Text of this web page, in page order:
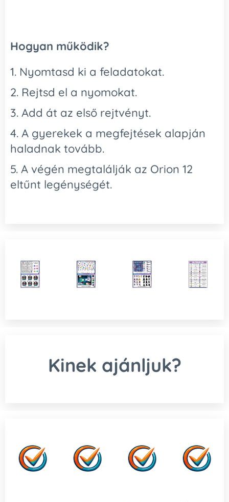
Hogyan működik?
1. Nyomtasd ki a feladatokat.
2. Rejtsd el a nyomokat.
3. Add át az első rejtvényt.
4. A gyerekek a megfejtések alapján
haladnak tovább.
5. A végén megtalálják az Orion 12
eltűnt legénységét.
Kinek ajánljuk?